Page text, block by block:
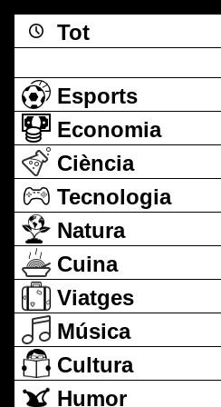
Tot
Esports
Economia
Ciència
Tecnologia
Natura
Cuina
Viatges
Música
Cultura
Humor